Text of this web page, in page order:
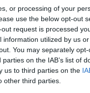
or processing of your
use the below opt-out
request is processed
utilized by us
You may separately
on the IAB’s list of
us to third parties on the
other third parties.
♬ original
ήρθε λίγο
θα ήθελε να